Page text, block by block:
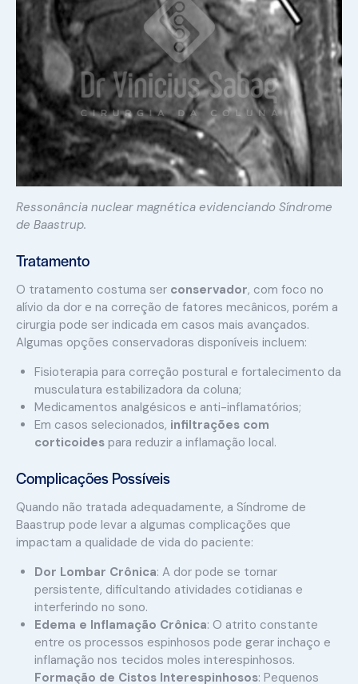
Ressonância nuclear magnética evidenciando Síndrome
de Baastrup.
Tratamento
O tratamento costuma ser conservador, com foco no
alívio da dor e na correção de fatores mecânicos, porém a
cirurgia pode ser indicada em casos mais avançados.
Algumas opções conservadoras disponíveis incluem:
Fisioterapia para correção postural e fortalecimento da
musculatura estabilizadora da coluna;
Medicamentos analgésicos e anti-inflamatórios;
Em casos selecionados, infiltrações com
corticoidespara reduzir a inflamação local.
Complicações Possíveis
Quando não tratada adequadamente, a Síndrome de
Baastrup pode levar a algumas complicações que
impactam a qualidade de vida do paciente:
Dor Lombar Crônica: A dor pode se tornar
persistente, dificultando atividades cotidianas e
interferindo no sono.
Edema e Inflamação Crônica: O atrito constante
entre os processos espinhosos pode gerar inchaço e
inflamação nos tecidos moles interespinhosos.
Formação de Cistos Interespinhosos: Pequenos